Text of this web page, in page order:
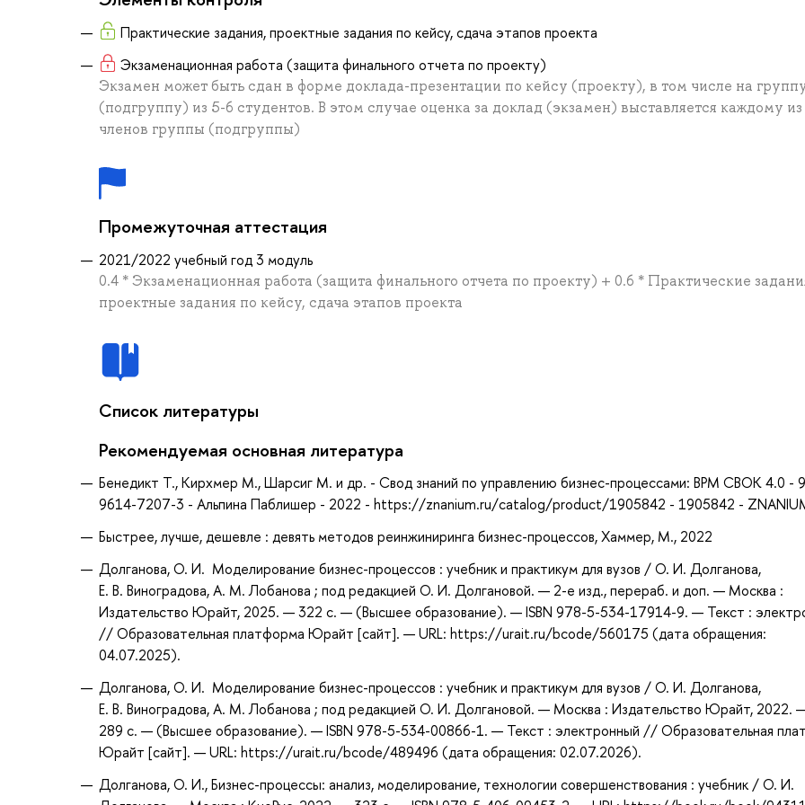
Практические задания, проектные задания по кейсу, сдача этапов проекта
Экзаменационная работа (защита финального отчета по проекту)
Экзамен может быть сдан в форме доклада-презентации по кейсу (проекту), в том числе на
(подгруппу) из 5-6 студентов. В этом случае оценка за доклад (экзамен) выставляется каждому из
членов группы (подгруппы)
Промежуточная аттестация
2021/2022 учебный год 3 модуль
0.4 * Экзаменационная работа (защита финального отчета по проекту) + 0.6 * Практические
проектные задания по кейсу, сдача этапов проекта
Список литературы
Рекомендуемая основная литература
Бенедикт Т., Кирхмер М., Шарсиг М. и др. - Свод знаний по управлению бизнес-процессами: BPM CBOK 4.0 -
9614-7207-3 - Альпина Паблишер - 2022 - https://znanium.ru/catalog/product/1905842 - 1905842 -
Быстрее, лучше, дешевле : девять методов реинжиниринга бизнес-процессов, Хаммер, М., 2022
Долганова, О. И. Моделирование бизнес-процессов : учебник и практикум для вузов / О. И. Долганова,
Е. В. Виноградова, А. М. Лобанова ; под редакцией О. И. Долгановой. — 2-е изд., перераб. и доп. — Москва :
Издательство Юрайт, 2025. — 322 с. — (Высшее образование). — ISBN 978-5-534-17914-9. — Текст :
// Образовательная платформа Юрайт [сайт]. — URL: https://urait.ru/bcode/560175 (дата обращения:
04.07.2025).
Долганова, О. И. Моделирование бизнес-процессов : учебник и практикум для вузов / О. И. Долганова,
Е. В. Виноградова, А. М. Лобанова ; под редакцией О. И. Долгановой. — Москва : Издательство Юрайт, 2022.
289 с. — (Высшее образование). — ISBN 978-5-534-00866-1. — Текст : электронный // Образовательная
Юрайт [сайт]. — URL: https://urait.ru/bcode/489496 (дата обращения: 02.07.2026).
Долганова, О. И., Бизнес-процессы: анализ, моделирование, технологии совершенствования : учебник / О. И.